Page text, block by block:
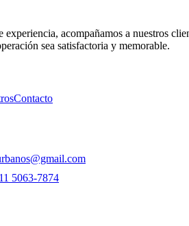
experiencia, acompañamos a nuestros
sea satisfactoria y memorable.
Contacto
5063-7874